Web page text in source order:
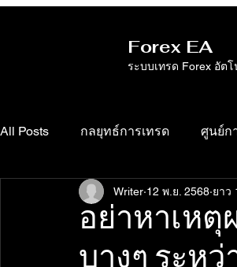
Forex EA
ระบบเทรด Forex อัต
All Posts กลยุทธ์การเทรด ศูนย์ก
อย่าหาเหตุ
Writer 12 พ.ย. 2568 ยาว